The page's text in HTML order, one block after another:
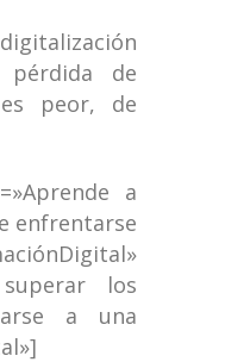
pérdida de
peor, de
a
enfrentarse
los
a una